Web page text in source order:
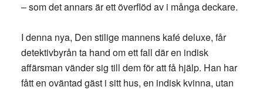
– som det annars är ett överflöd av i många deckare.
I denna nya, Den stilige mannens kafé deluxe, får
detektivbyrån ta hand om ett fall där en indisk
affärsman vänder sig till dem för att få hjälp. Han har
fått en oväntad gäst i sitt hus, en indisk kvinna, utan